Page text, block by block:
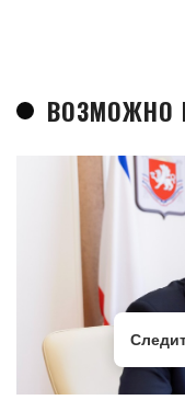
ВОЗМОЖНО